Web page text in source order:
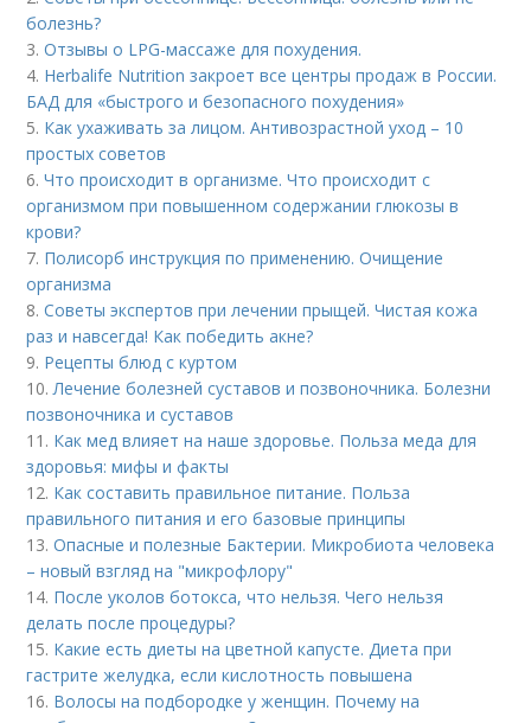
болезнь?
3.Отзывы о LPG-массаже для похудения.
4. Herbalife Nutrition закроет все центры продаж в России.
БАД для «быстрого и безопасного похудения»
5. Как ухаживать за лицом. Антивозрастной уход – 10
простых советов
6.Что происходит в организме. Что происходит с
организмом при повышенном содержании глюкозы в
крови?
7. Полисорб инструкция по применению. Очищение
организма
8.Советы экспертов при лечении прыщей. Чистая кожа
раз и навсегда! Как победить акне?
9. Рецепты блюд с куртом
10.Лечение болезней суставов и позвоночника. Болезни
позвоночника и суставов
11. Как мед влияет на наше здоровье. Польза меда для
здоровья: мифы и факты
12. Как составить правильное питание. Польза
правильного питания и его базовые принципы
13.Опасные и полезные Бактерии. Микробиота человека
– новый взгляд на "микрофлору"
14. После уколов ботокса, что нельзя. Чего нельзя
делать после процедуры?
15. Какие есть диеты на цветной капусте. Диета при
гастрите желудка, если кислотность повышена
16. Волосы на подбородке у женщин. Почему на